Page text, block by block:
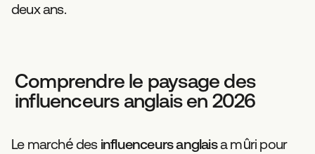
deux ans.
Comprendre le paysage des
influenceurs anglais en 2026
Le marché des influenceurs anglaisa mûri pour